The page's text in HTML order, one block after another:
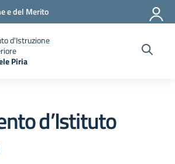
e del Merito
d'Istruzione
Piria
d’Istituto